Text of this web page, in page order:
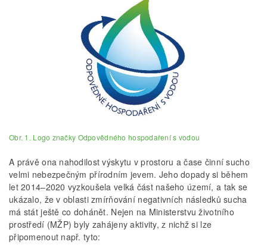
Obr. 1. Logo značky Odpovědného hospodaření s vodou
A právě ona nahodilost výskytu v prostoru a čase činní sucho
velmi nebezpečným přírodním jevem. Jeho dopady si během
let 2014–2020 vyzkoušela velká část našeho území, a tak se
ukázalo, že v oblasti zmírňování negativních následků sucha
má stát ještě co dohánět. Nejen na Ministerstvu životního
prostředí (MŽP) byly zahájeny aktivity, z nichž si lze
připomenout např. tyto: